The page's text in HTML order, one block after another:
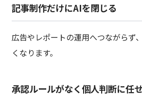
記事制作だけにAIを閉じる
広告やレポートの運用へつながらず
くなります。
承認ルールがなく個人判断に任